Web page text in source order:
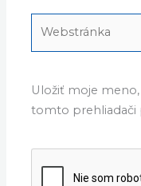
Uložiť moje
tomto prehliadači